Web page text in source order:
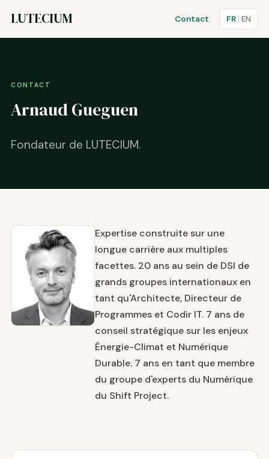
LUTECIUM Contact FR | EN
CONTACT
Arnaud Gueguen
Fondateur de LUTECIUM.
Expertise construite sur une
longue carrière aux multiples
facettes. 20 ans au sein de DSI de
grands groupes internationaux en
tant qu'Architecte, Directeur de
Programmes et Codir IT. 7 ans de
conseil stratégique sur les enjeux
Énergie-Climat et Numérique
Durable. 7 ans en tant que membre
du groupe d'experts du Numérique
du Shift Project.